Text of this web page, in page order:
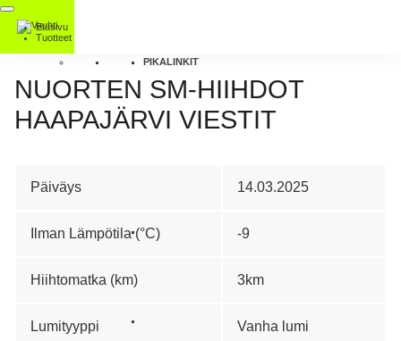
Etusivu
Tuotteet
PIKALINKIT
NUORTEN SM-HIIHDOT
HAAPAJÄRVI VIESTIT
Päiväys 14.03.2025
Ilman Lämpötila (°C) -9
Hiihtomatka (km) 3km
Lumityyppi Vanha lumi